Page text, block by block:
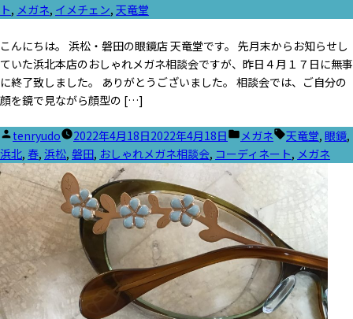
者:
ー:
ト, メガネ, イメチェン, 天竜堂
こんにちは。 浜松・磐田の眼鏡店 天竜堂です。 先月末からお知らせし
ていた浜北本店のおしゃれメガネ相談会ですが、昨日４月１７日に無事
に終了致しました。 ありがとうございました。 相談会では、ご自分の
顔を鏡で見ながら顔型の […]
投
稿
者:
tenryudo 2022年4月18日2022年4月18日
カ
テ
リ
ー:
メガネ
タ
グ:
天竜堂, 眼鏡,
浜北, 春, 浜松, 磐田, おしゃれメガネ相談会, コーディネート, メガネ